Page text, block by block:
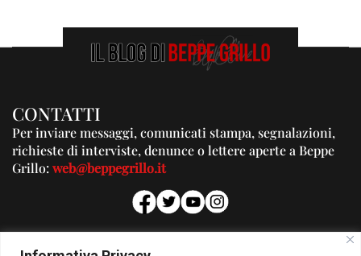
CONTATTI
Per inviare messaggi, comunicati stampa, segnalazioni,
richieste di interviste, denunce o lettere aperte a Beppe
Grillo:web@beppegrillo.it
PUBBLICITA'